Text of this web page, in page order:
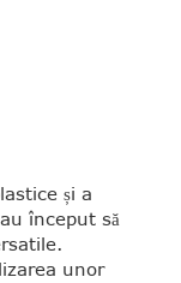
și a
început să
unor